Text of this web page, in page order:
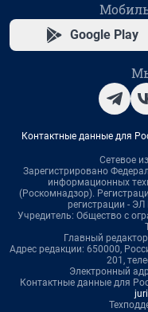
Google Play
Контактные данные для
Сетевое
Зарегистрировано
информационных
(Роскомнадзор).
регистрации -
Учредитель: Общество с
Главный
Адрес редакции: 650000,
201,
Электронный
Контактные данные для